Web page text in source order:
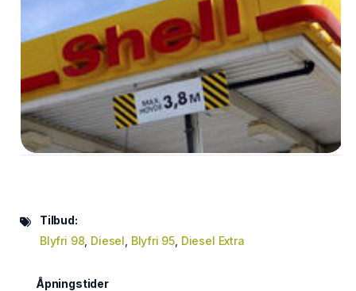
Tilbud:
Blyfri 98 Diesel Blyfri 95 Diesel Extra
Åpningstider